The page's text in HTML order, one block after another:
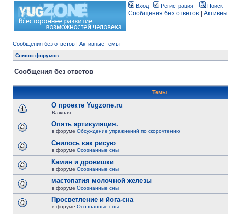
Вход Регистрация Поиск
Сообщения без ответов
Сообщения без ответов | Активные темы
Список форумов
Сообщения без ответов
Темы
О проекте Yugzone.ru
Важная
Опять артикуляция.
в форуме Обсуждение упражнений по скорочтению
Снилось как рисую
в форуме Осознанные сны
Камин и дровишки
в форуме Осознанные сны
мастопатия молочной железы
в форуме Осознанные сны
Просветление и йога-сна
в форуме Осознанные сны